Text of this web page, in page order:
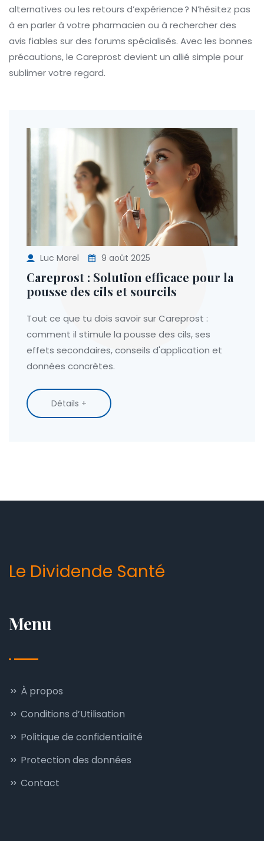
alternatives ou les retours d’expérience ? N’hésitez pas
à en parler à votre pharmacien ou à rechercher des
avis fiables sur des forums spécialisés. Avec les bonnes
précautions, le Careprost devient un allié simple pour
sublimer votre regard.
Luc Morel 9 août 2025
Careprost : Solution efficace pour la
pousse des cils et sourcils
Tout ce que tu dois savoir sur Careprost :
comment il stimule la pousse des cils, ses
effets secondaires, conseils d'application et
données concrètes.
Détails +
Le Dividende Santé
Menu
À propos
Conditions d’Utilisation
Politique de confidentialité
Protection des données
Contact